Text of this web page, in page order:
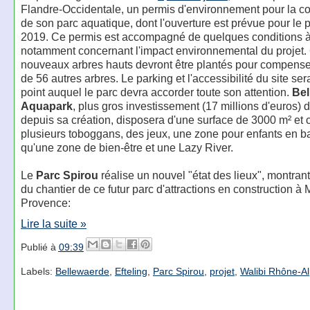
Flandre-Occidentale, un permis d'environnement pour la
de son parc aquatique, dont l'ouverture est prévue pour le
2019. Ce permis est accompagné de quelques conditions
notamment concernant l'impact environnemental du projet.
nouveaux arbres hauts devront être plantés pour
de 56 autres arbres. Le parking et l'accessibilité du site
point auquel le parc devra accorder toute son attention.
Aquapark, plus gros investissement (17 millions d'euros)
depuis sa création, disposera d'une surface de 3000 m² et
plusieurs toboggans, des jeux, une zone pour enfants en
qu'une zone de bien-être et une Lazy River.
Le Parc Spirou réalise un nouvel "état des lieux",
du chantier de ce futur parc d'attractions en construction à
Provence:
Lire la suite »
Publié à 09:39
Labels: Bellewaerde, Efteling Parc Spirou projet, Walibi Rhône-